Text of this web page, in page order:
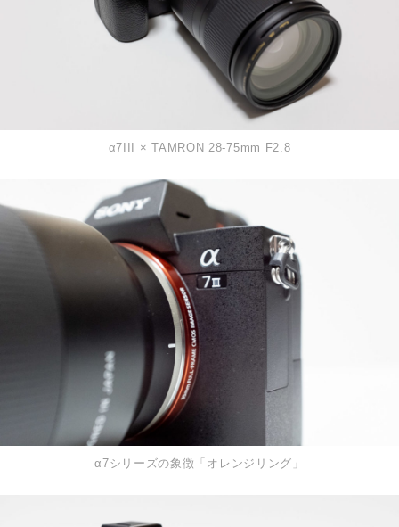
α7III × TAMRON 28-75mm F2.8
α7シリーズの象徴「オレンジリング」